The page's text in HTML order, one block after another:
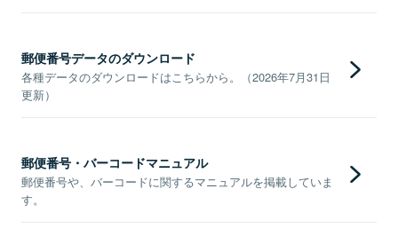
郵便番号データのダウンロード
各種データのダウンロードはこちらから。（2026年7月31日
更新）
郵便番号・バーコードマニュアル
郵便番号や、バーコードに関するマニュアルを掲載していま
す。